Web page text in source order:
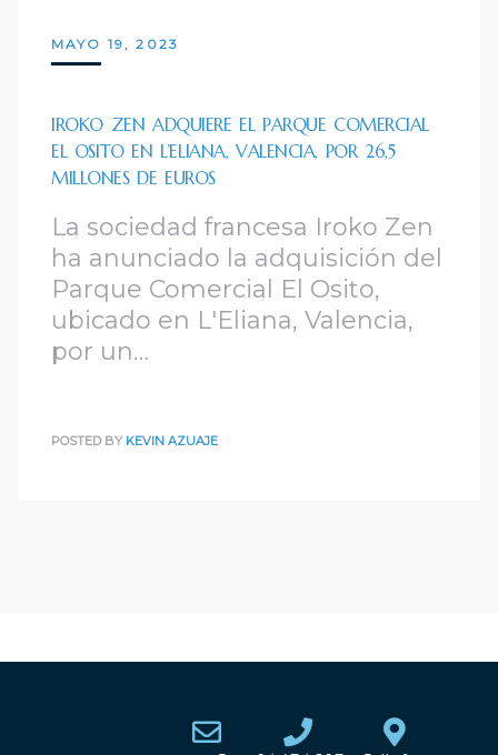
MAYO 19, 2023
IROKO ZEN ADQUIERE EL PARQUE COMERCIAL
EL OSITO EN L’ELIANA, VALENCIA, POR 26,5
MILLONES DE EUROS
La sociedad francesa Iroko Zen
ha anunciado la adquisición del
Parque Comercial El Osito,
ubicado en L'Eliana, Valencia,
por un…
POSTED BY KEVIN AZUAJE